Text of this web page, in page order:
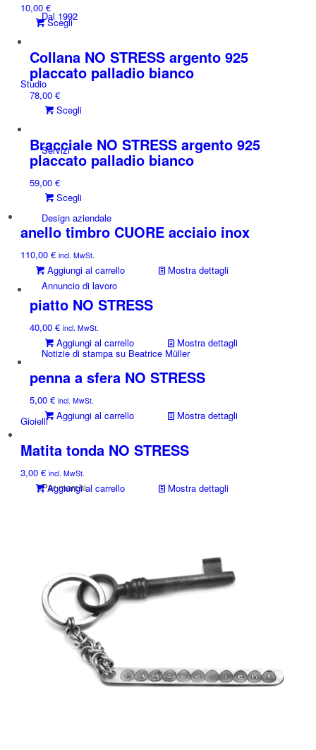
Dal 1992
Studio
Servizi
Design aziendale
Annuncio di lavoro
Notizie di stampa su Beatrice Müller
Gioielli
Per marchi
Splendore e gloria
10,00€
Scegli
ha
più
varianti.
essere
scelte
nella
prodotto
Collana NO STRESS argento 925
placcato palladio bianco
78,00€
Scegli
ha
più
varianti.
possono
essere
scelte
pagina
del
prodotto
Bracciale NO STRESS argento 925
placcato palladio bianco
59,00€
Scegli
prodotto
ha
più
Le
opzioni
possono
essere
scelte
nella
pagina
del
anello timbro CUORE acciaio inox
110,00€ incl. MwSt.
Aggiungi al carrello Mostra dettagli
piatto NO STRESS
40,00€ incl. MwSt.
Aggiungi al carrello Mostra dettagli
penna a sfera NO STRESS
5,00€ incl. MwSt.
Aggiungi al carrello Mostra dettagli
Matita tonda NO STRESS
3,00€ incl. MwSt.
Aggiungi al carrello Mostra dettagli